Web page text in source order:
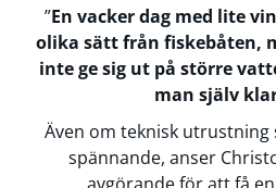
”En vacker dag med lite
olika sätt från fiskebåten,
inte ge sig ut på större
man själv
Även om teknisk utrustning
spännande, anser